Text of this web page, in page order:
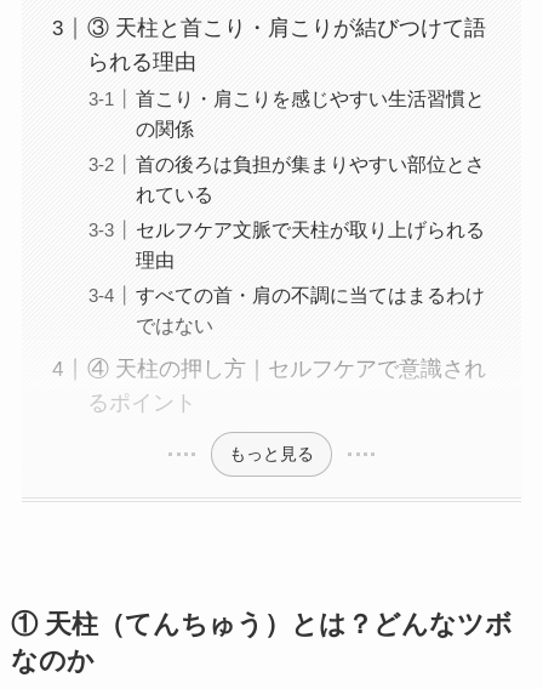
③ 天柱と首こり・肩こりが結びつけて語
られる理由
首こり・肩こりを感じやすい生活習慣と
の関係
首の後ろは負担が集まりやすい部位とさ
れている
セルフケア文脈で天柱が取り上げられる
理由
すべての首・肩の不調に当てはまるわけ
ではない
④ 天柱の押し方｜セルフケアで意識され
るポイント
もっと見る
① 天柱（てんちゅう）とは？どんなツボ
なのか